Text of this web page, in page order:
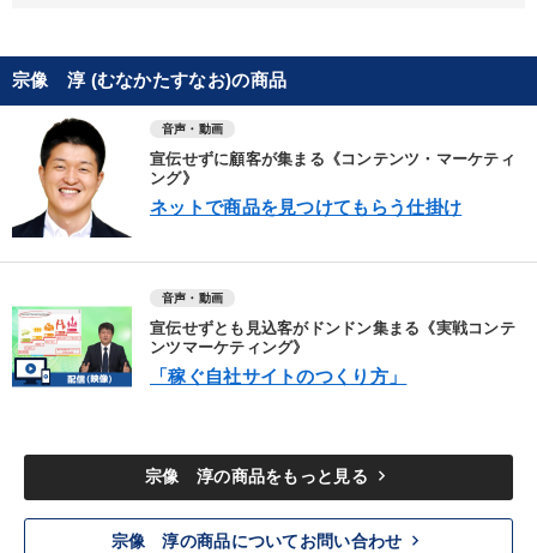
宗像 淳 (むなかたすなお)の商品
音声・動画
宣伝せずに顧客が集まる《コンテンツ・マーケティ
ング》
ネットで商品を見つけてもらう仕掛け
音声・動画
宣伝せずとも見込客がドンドン集まる《実戦コンテ
ンツマーケティング》
「稼ぐ自社サイトのつくり方」
宗像 淳の商品をもっと見る keyboard_arrow_right
宗像 淳の商品についてお問い合わせ keyboard_arrow_right